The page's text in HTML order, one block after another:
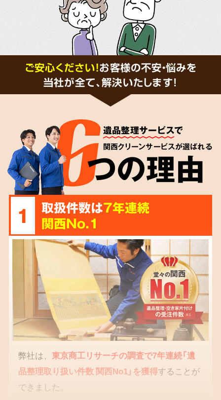
ご安心ください！お客様の不安・悩みを
当社が全て、解決いたします!
遺品整理サービスで
関西クリーンサービスが選ばれる
つの理由
1 取扱件数は7年連続
関西No.1
弊社は、東京商工リサーチの調査で7年連続「遺
品整理取り扱い件数 関西No1」を獲得することが
できました。